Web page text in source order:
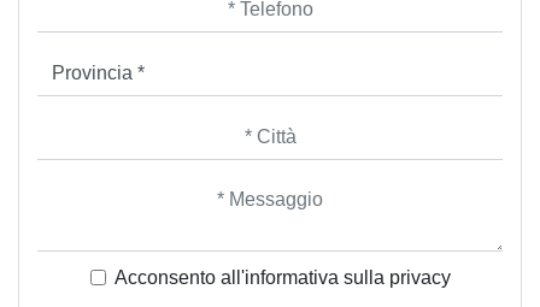
Acconsento all'informativa sulla privacy